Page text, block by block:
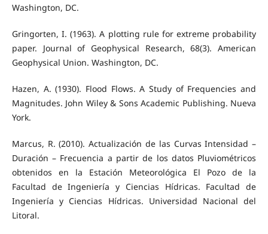
Washington, DC.
Gringorten, I. (1963). A plotting rule for extreme probability
paper. Journal of Geophysical Research, 68(3). American
Geophysical Union. Washington, DC.
Hazen, A. (1930). Flood Flows. A Study of Frequencies and
Magnitudes. John Wiley & Sons Academic Publishing. Nueva
York.
Marcus, R. (2010). Actualización de las Curvas Intensidad –
Duración – Frecuencia a partir de los datos Pluviométricos
obtenidos en la Estación Meteorológica El Pozo de la
Facultad de Ingeniería y Ciencias Hídricas. Facultad de
Ingeniería y Ciencias Hídricas. Universidad Nacional del
Litoral.